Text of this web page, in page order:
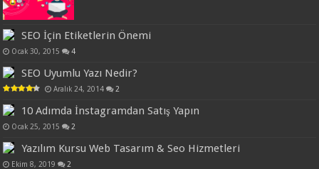
SEO İçin Etiketlerin Önemi
Ocak 30, 2015 4
SEO Uyumlu Yazı Nedir?
Aralık 24, 2014 2
10 Adımda İnstagramdan Satış Yapın
Ocak 25, 2015 2
Yazılım Kursu Web Tasarım & Seo Hizmetleri
Ekim 8, 2019 2